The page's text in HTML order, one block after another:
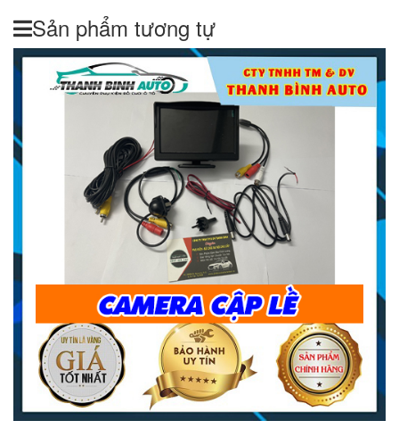
Sản phẩm tương tự